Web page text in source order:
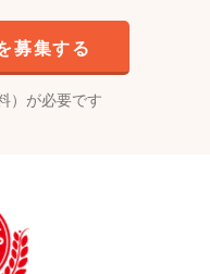
募集する
）が必要です